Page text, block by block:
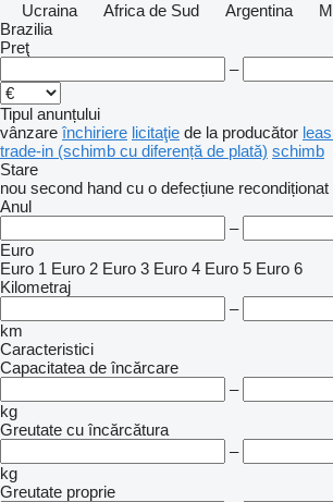
Ucraina
Africa de Sud Argentina
Brazilia
Preţ
–
Tipul anunțului
vânzare închiriere licitaţie de la producător
trade-in (schimb cu diferență de plată) schimb
Stare
nou second hand cu o defecțiune recondiționat
Anul
–
Euro
Euro 1 Euro 2 Euro 3 Euro 4 Euro 5 Euro 6
Kilometraj
–
km
Caracteristici
Capacitatea de încărcare
–
kg
Greutate cu încărcătura
–
kg
Greutate proprie